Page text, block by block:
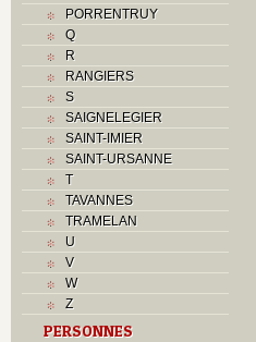
PORRENTRUY
Q
R
RANGIERS
S
SAIGNELEGIER
SAINT-IMIER
SAINT-URSANNE
T
TAVANNES
TRAMELAN
U
V
W
Z
PERSONNES